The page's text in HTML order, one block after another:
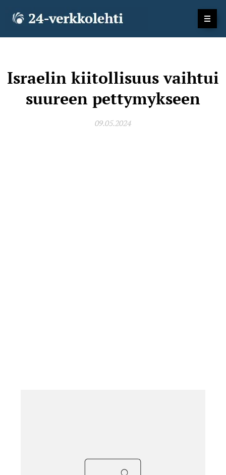
Israelin kiitollisuus vaihtui
suureen pettymykseen
09.05.2024